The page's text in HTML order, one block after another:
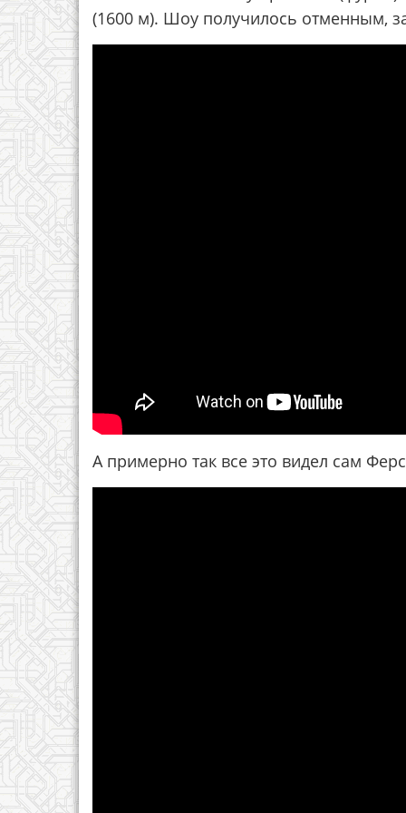
(1600 м). Шоу получилось отменным,
А примерно так все это видел сам